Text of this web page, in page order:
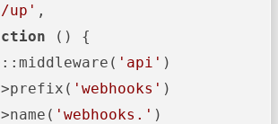
up' ,
() {
( 'api' )
prefix ( 'webhooks' )
name ( 'webhooks.' )